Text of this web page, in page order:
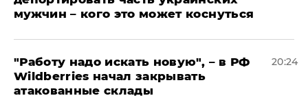
мужчин – кого это может коснуться
"Работу надо искать новую", – в РФ
Wildberries начал закрывать
атакованные склады
20:24